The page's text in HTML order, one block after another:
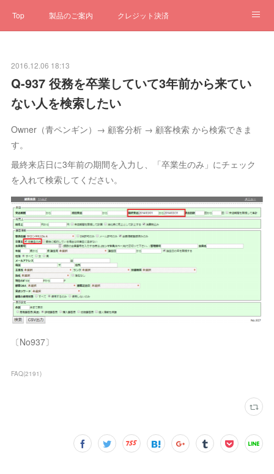
Top 製品のご案内 クレジット決済
ステータス
2016.12.06 18:13
Q-937 役務を卒業していて3年前から来てい
ない人を検索したい
Owner（青ペンギン）→ 顧客分析 → 顧客検索 から検索できま
す。
最終来店日に3年前の期間を入力し、「卒業生のみ」にチェック
を入れて検索してください。
〔No937〕
FAQ(2191)